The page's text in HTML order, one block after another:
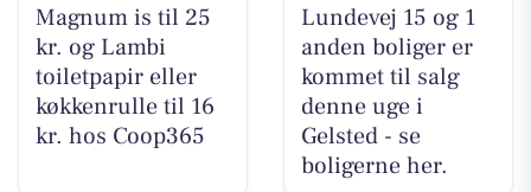
Magnum is til 25
kr. og Lambi
toiletpapir eller
køkkenrulle til 16
kr. hos Coop365
Lundevej 15 og 1
anden boliger er
kommet til salg
denne uge i
Gelsted - se
boligerne her.